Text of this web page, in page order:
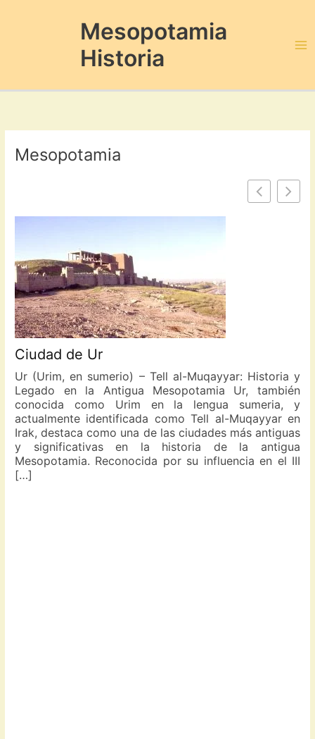
Mesopotamia
Historia
Mesopotamia
Ciudad de Ur
Ur (Urim, en sumerio) – Tell al-Muqayyar: Historia y
Legado en la Antigua Mesopotamia Ur, también
conocida como Urim en la lengua sumeria, y
actualmente identificada como Tell al-Muqayyar en
Irak, destaca como una de las ciudades más antiguas
y significativas en la historia de la antigua
Mesopotamia. Reconocida por su influencia en el III
[…]